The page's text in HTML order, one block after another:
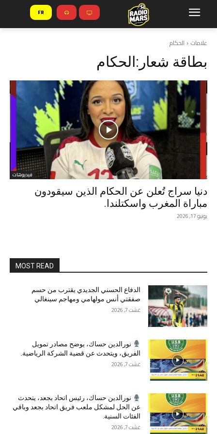
FR
علامات الحكام
بطاقة شعار:الحكام
فيديوهات
دنيا سراج تُعلن عن الحكام الذين سيقودون
مباراة المغرب واسكتلندا.
يونيو 17, 2026
MOST READ
الدفاع الحسني الجديدي يقترب من حسم
صفقتي أنس مولهامي ومهاجم سينغالي
غشت 7, 2026
نورالدين حساك، يوضح مصادر تمويل
الفريق، ويتحدث عن قضية الشركة الرياضية.
غشت 7, 2026
نورالدين حساك، رئيس اتحاد بجعد، يتحدث
عن الحل لمشكل ملعب فريق اتحاد بجعد وباقي
الفئات السنية.
غشت 7, 2026